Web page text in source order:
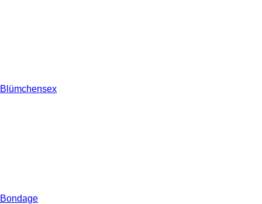
Blümchensex
Bondage